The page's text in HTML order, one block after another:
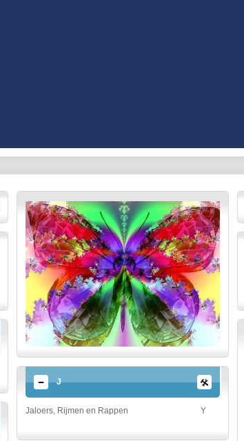
J
Jaloers, Rijmen en Rappen Y